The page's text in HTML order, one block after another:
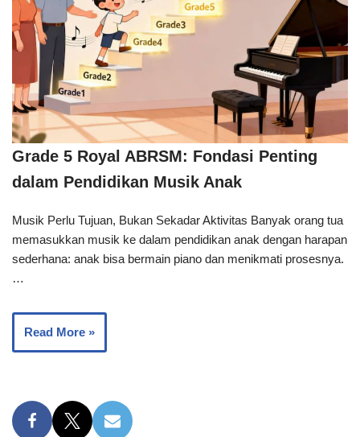
Grade 5 Royal ABRSM: Fondasi Penting
dalam Pendidikan Musik Anak
Musik Perlu Tujuan, Bukan Sekadar Aktivitas Banyak orang tua
memasukkan musik ke dalam pendidikan anak dengan harapan
sederhana: anak bisa bermain piano dan menikmati prosesnya.
…
Read More »